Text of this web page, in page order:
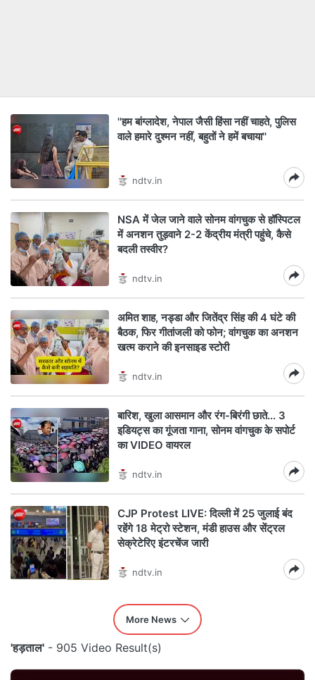
''हम बांग्लादेश, नेपाल जैसी हिंसा नहीं चाहते, पुलिस
वाले हमारे दुश्मन नहीं, बहुतों ने हमें बचाया''
ndtv.in
NSA में जेल जाने वाले सोनम वांगचुक से हॉस्पिटल
में अनशन तुड़वाने 2-2 केंद्रीय मंत्री पहुंचे, कैसे
बदली तस्वीर?
ndtv.in
अमित शाह, नड्डा और जितेंद्र सिंह की 4 घंटे की
बैठक, फिर गीतांजली को फोन; वांगचुक का अनशन
खत्म कराने की इनसाइड स्टोरी
ndtv.in
बारिश, खुला आसमान और रंग-बिरंगी छाते... 3
इडियट्स का गूंजता गाना, सोनम वांगचुक के सपोर्ट
का VIDEO वायरल
ndtv.in
CJP Protest LIVE: दिल्ली में 25 जुलाई बंद
रहेंगे 18 मेट्रो स्टेशन, मंडी हाउस और सेंट्रल
सेक्रेटेरिए इंटरचेंज जारी
ndtv.in
More News
'हड़ताल' - 905 Video Result(s)